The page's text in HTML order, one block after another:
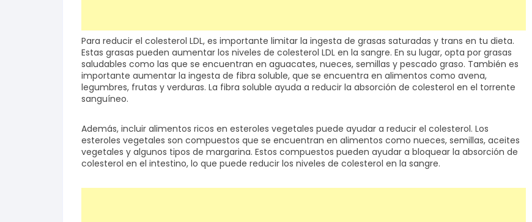
Para reducir el colesterol LDL, es importante limitar la ingesta de grasas saturadas y trans en tu dieta.
Estas grasas pueden aumentar los niveles de colesterol LDL en la sangre. En su lugar, opta por grasas
saludables como las que se encuentran en aguacates, nueces, semillas y pescado graso. También es
importante aumentar la ingesta de fibra soluble, que se encuentra en alimentos como avena,
legumbres, frutas y verduras. La fibra soluble ayuda a reducir la absorción de colesterol en el torrente
sanguíneo.
Además, incluir alimentos ricos en esteroles vegetales puede ayudar a reducir el colesterol. Los
esteroles vegetales son compuestos que se encuentran en alimentos como nueces, semillas, aceites
vegetales y algunos tipos de margarina. Estos compuestos pueden ayudar a bloquear la absorción de
colesterol en el intestino, lo que puede reducir los niveles de colesterol en la sangre.